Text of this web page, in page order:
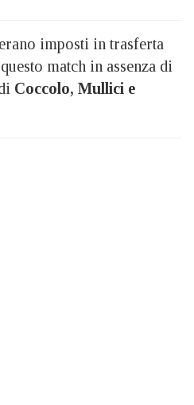
imposti in trasferta
match in assenza di
Coccolo, Mullici e